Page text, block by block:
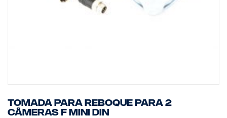
Tomada para reboque para 2
câmeras F MINI DIN